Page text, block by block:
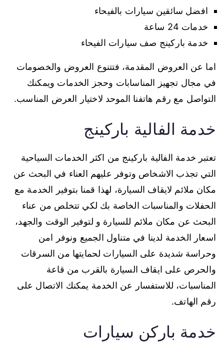
افضل سائقين سيارات بالفيحاء
خدمات 24 ساعة
خدمة باركينج صف سيارات الفيحاء
اما عن العروض المقدمة، فتتنوع العروض والخصومات
في مجال تجهيز المناسابات وحجز الخدمات ويمكنك
التواصل مع رقم هاتفنا الموحد لاختيار العرض المناسب.
خدمة الفالية باركينج
تعتبر خدمة الفالية باركينج من اكثر الخدمات السياحية
التي تجذب الاشخاص وتوفر عليهم العناء في البحث عن
مكان ملائم لايقاف السيارة، لهذا قمنا بتوفير الخدمة مع
الحفلات والمناسبات الخاصة بك لكي تتخلص من عناء
البحث عن مكان ملائم للسيارة و لتوفير الوقت والجهد،
اسعار الخدمة لدينا في متناول الجميع ونوفر امن
وحراسة شديدة على السيارات لحمايتها من السرقات
والحرص على ايقاف السيارة بالقرب من قاعة
المناسبات، للاستفسار عن الخدمة يمكنك الاتصال على
رقم الهاتف.
خدمة باركن سيارات